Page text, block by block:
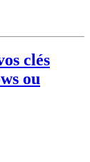
clés
ou